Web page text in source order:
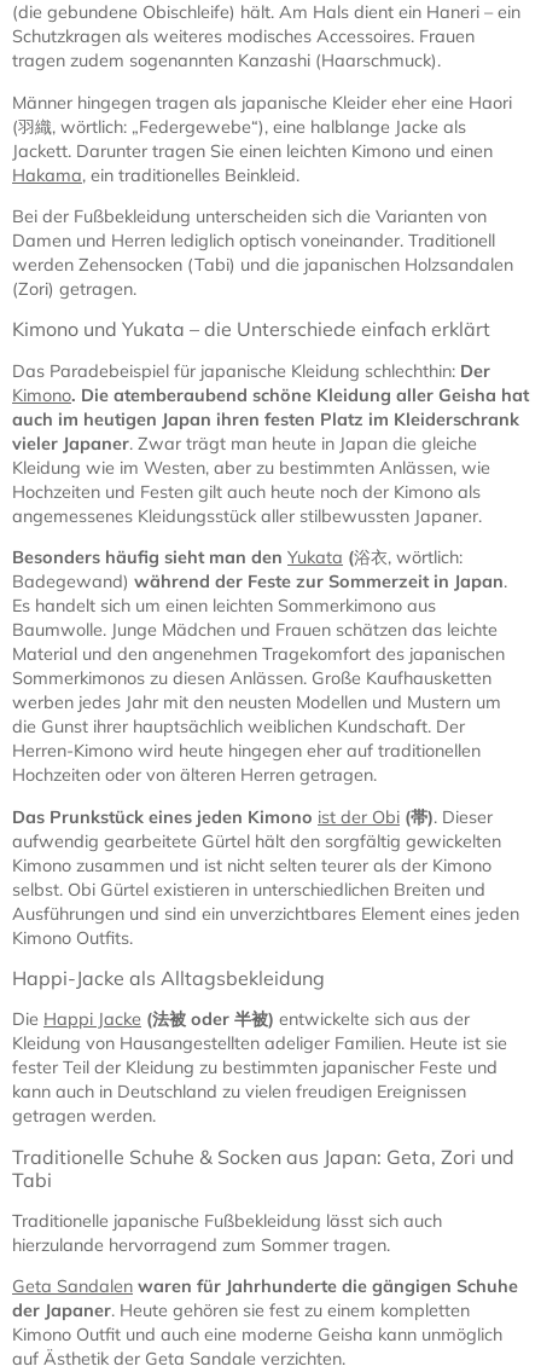
(die gebundene Obischleife) hält. Am Hals dient ein Haneri – ein
Schutzkragen als weiteres modisches Accessoires. Frauen
tragen zudem sogenannten Kanzashi (Haarschmuck).
Männer hingegen tragen als japanische Kleider eher eine Haori
(羽織, wörtlich: „Federgewebe“), eine halblange Jacke als
Jackett. Darunter tragen Sie einen leichten Kimono und einen
Hakama, ein traditionelles Beinkleid.
Bei der Fußbekleidung unterscheiden sich die Varianten von
Damen und Herren lediglich optisch voneinander. Traditionell
werden Zehensocken (Tabi) und die japanischen Holzsandalen
(Zori) getragen.
Kimono und Yukata – die Unterschiede einfach erklärt
Das Paradebeispiel für japanische Kleidung schlechthin: Der
Kimono. Die atemberaubend schöne Kleidung aller Geisha hat
auch im heutigen Japan ihren festen Platz im Kleiderschrank
vieler Japaner. Zwar trägt man heute in Japan die gleiche
Kleidung wie im Westen, aber zu bestimmten Anlässen, wie
Hochzeiten und Festen gilt auch heute noch der Kimono als
angemessenes Kleidungsstück aller stilbewussten Japaner.
Besonders häufig sieht man den Yukata (浴衣, wörtlich:
Badegewand) während der Feste zur Sommerzeit in Japan.
Es handelt sich um einen leichten Sommerkimono aus
Baumwolle. Junge Mädchen und Frauen schätzen das leichte
Material und den angenehmen Tragekomfort des japanischen
Sommerkimonos zu diesen Anlässen. Große Kaufhausketten
werben jedes Jahr mit den neusten Modellen und Mustern um
die Gunst ihrer hauptsächlich weiblichen Kundschaft. Der
Herren-Kimono wird heute hingegen eher auf traditionellen
Hochzeiten oder von älteren Herren getragen.
Das Prunkstück eines jeden Kimono ist der Obi (帯). Dieser
aufwendig gearbeitete Gürtel hält den sorgfältig gewickelten
Kimono zusammen und ist nicht selten teurer als der Kimono
selbst. Obi Gürtel existieren in unterschiedlichen Breiten und
Ausführungen und sind ein unverzichtbares Element eines jeden
Kimono Outfits.
Happi-Jacke als Alltagsbekleidung
Die Happi Jacke (法被 oder 半被) entwickelte sich aus der
Kleidung von Hausangestellten adeliger Familien. Heute ist sie
fester Teil der Kleidung zu bestimmten japanischer Feste und
kann auch in Deutschland zu vielen freudigen Ereignissen
getragen werden.
Traditionelle Schuhe & Socken aus Japan: Geta, Zori und
Tabi
Traditionelle japanische Fußbekleidung lässt sich auch
hierzulande hervorragend zum Sommer tragen.
Geta Sandalen waren für Jahrhunderte die gängigen Schuhe
der Japaner. Heute gehören sie fest zu einem kompletten
Kimono Outfit und auch eine moderne Geisha kann unmöglich
auf Ästhetik der Geta Sandale verzichten.